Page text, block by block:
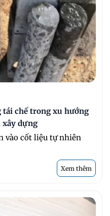
tái chế trong xu hướng
xây dựng
vào cốt liệu tự nhiên
Xem thêm